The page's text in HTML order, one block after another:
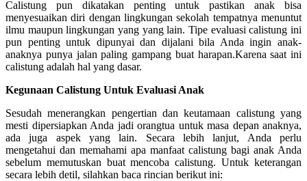
Calistung pun dikatakan penting untuk pastikan anak bisa
menyesuaikan diri dengan lingkungan sekolah tempatnya menuntut
ilmu maupun lingkungan yang yang lain. Tipe evaluasi calistung ini
pun penting untuk dipunyai dan dijalani bila Anda ingin anak-
anaknya punya jalan paling gampang buat harapan.Karena saat ini
calistung adalah hal yang dasar.
Kegunaan Calistung Untuk Evaluasi Anak
Sesudah menerangkan pengertian dan keutamaan calistung yang
mesti dipersiapkan Anda jadi orangtua untuk masa depan anaknya,
ada juga aspek yang lain. Secara lebih lanjut, Anda perlu
mengetahui dan memahami apa manfaat calistung bagi anak Anda
sebelum memutuskan buat mencoba calistung. Untuk keterangan
secara lebih detil, silahkan baca rincian berikut ini: